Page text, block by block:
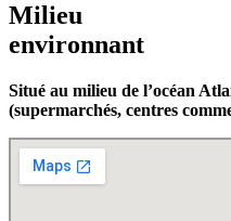
Milieu
environnant
Situé au milieu de l’océan
(supermarchés, centres